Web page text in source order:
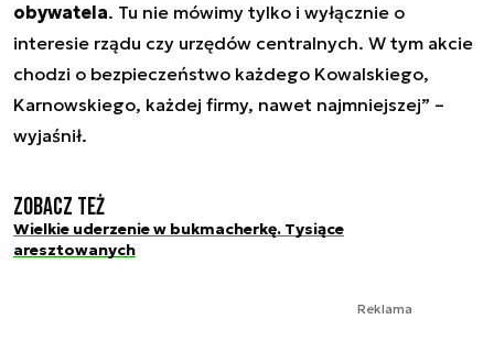
obywatela. Tu nie mówimy tylko i wyłącznie o
interesie rządu czy urzędów centralnych. W tym akcie
chodzi o bezpieczeństwo każdego Kowalskiego,
Karnowskiego, każdej firmy, nawet najmniejszej” –
wyjaśnił.
Zobacz też
Wielkie uderzenie w bukmacherkę. Tysiące
aresztowanych
Reklama